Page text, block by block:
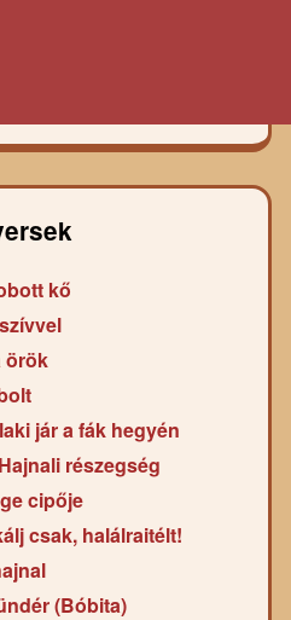
kő
örök
jár a fák hegyén
részegség
cipője
csak, halálraitélt!
(Bóbita)